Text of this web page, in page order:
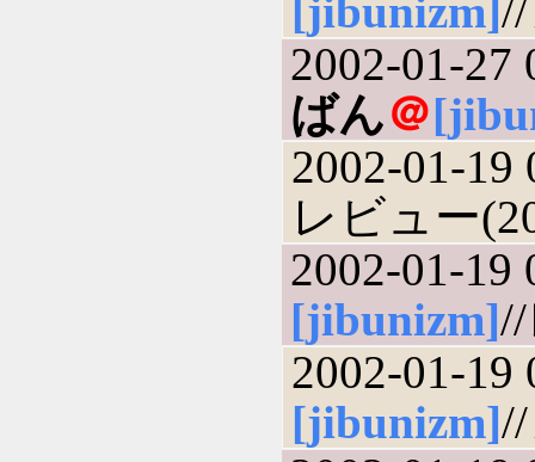
[jibunizm]
2002-01-27
ばん＠
2002-01-19
レビュー
2002-01-19
[jibunizm]
2002-01-19
[jibunizm]